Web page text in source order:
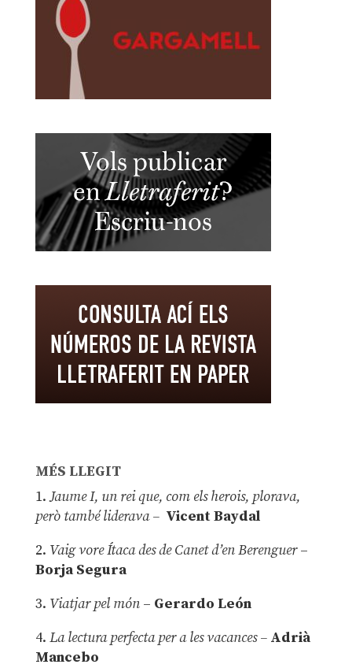
MÉS LLEGIT
1.Jaume I, un rei que, com els herois, plorava,
però també liderava – Vicent Baydal
2. Vaig vore Ítaca des de Canet d’en Berenguer–
Borja Segura
3. Viatjar pel món – Gerardo León
4. La lectura perfecta per a les vacances –Adrià
Mancebo